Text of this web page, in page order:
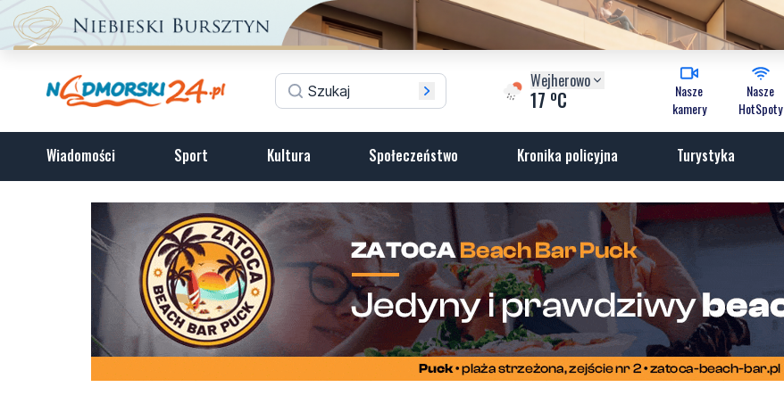
Wejherowo
17 oC
Nasze
kamery
Nasze
HotSpoty
Wiadomości Sport Kultura Społeczeństwo Kronika policyjna Turystyka